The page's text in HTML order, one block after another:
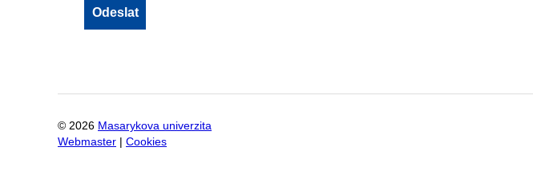
© 2026 Masarykova univerzita
Webmaster
Cookies